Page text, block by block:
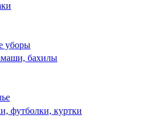
уборы
бахилы
футболки, куртки